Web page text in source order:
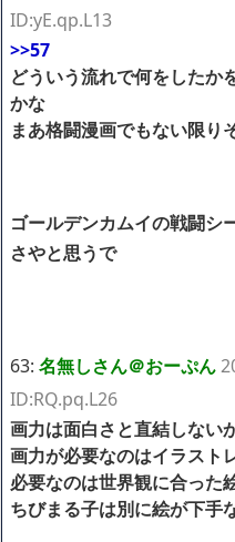
ID:yE.qp.L13
>>57
どういう流れで何をしたか
かな
まあ格闘漫画でもない限り
ゴールデンカムイの戦闘シ
さやと思うで
63: 名無しさん＠おーぷん
ID:RQ.pq.L26
画力は面白さと直結しない
画力が必要なのはイラスト
必要なのは世界観に合った
ちびまる子は別に絵が下手